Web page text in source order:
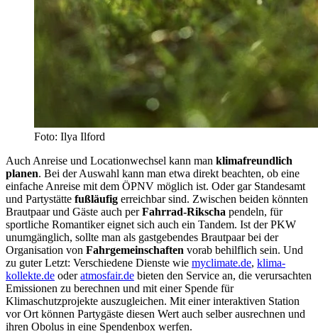
Foto: Ilya Ilford
Auch Anreise und Locationwechsel kann man klimafreundlich
planen. Bei der Auswahl kann man etwa direkt beachten, ob eine
einfache Anreise mit dem ÖPNV möglich ist. Oder gar Standesamt
und Partystätte fußläufig erreichbar sind. Zwischen beiden könnten
Brautpaar und Gäste auch perFahrrad-Rikscha pendeln, für
sportliche Romantiker eignet sich auch ein Tandem. Ist der PKW
unumgänglich, sollte man als gastgebendes Brautpaar bei der
Organisation von Fahrgemeinschaften vorab behilflich sein. Und
zu guter Letzt: Verschiedene Dienste wie myclimate.de, klima-
kollekte.de oderatmosfair.de bieten den Service an, die verursachten
Emissionen zu berechnen und mit einer Spende für
Klimaschutzprojekte auszugleichen. Mit einer interaktiven Station
vor Ort können Partygäste diesen Wert auch selber ausrechnen und
ihren Obolus in eine Spendenbox werfen.